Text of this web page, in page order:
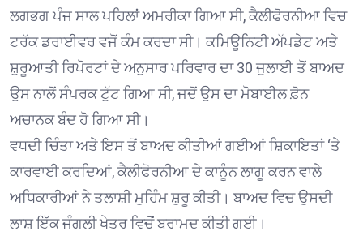
ਲਗਭਗ ਪੰਜ ਸਾਲ ਪਹਿਲਾਂ ਅਮਰੀਕਾ ਗਿਆ ਸੀ, ਕੈਲੀਫੋਰਨੀਆ ਵਿਚ
ਟਰੱਕ ਡਰਾਈਵਰ ਵਜੋਂ ਕੰਮ ਕਰਦਾ ਸੀ। ਕਮਿਊਨਿਟੀ ਅੱਪਡੇਟ ਅਤੇ
ਸ਼ੁਰੂਆਤੀ ਰਿਪੋਰਟਾਂ ਦੇ ਅਨੁਸਾਰ ਪਰਿਵਾਰ ਦਾ 30 ਜੁਲਾਈ ਤੋਂ ਬਾਅਦ
ਉਸ ਨਾਲੋਂ ਸੰਪਰਕ ਟੁੱਟ ਗਿਆ ਸੀ, ਜਦੋਂ ਉਸ ਦਾ ਮੋਬਾਈਲ ਫ਼ੋਨ
ਅਚਾਨਕ ਬੰਦ ਹੋ ਗਿਆ ਸੀ।
ਵਧਦੀ ਚਿੰਤਾ ਅਤੇ ਇਸ ਤੋਂ ਬਾਅਦ ਕੀਤੀਆਂ ਗਈਆਂ ਸ਼ਿਕਾਇਤਾਂ ‘ਤੇ
ਕਾਰਵਾਈ ਕਰਦਿਆਂ, ਕੈਲੀਫੋਰਨੀਆ ਦੇ ਕਾਨੂੰਨ ਲਾਗੂ ਕਰਨ ਵਾਲੇ
ਅਧਿਕਾਰੀਆਂ ਨੇ ਤਲਾਸ਼ੀ ਮੁਹਿੰਮ ਸ਼ੁਰੂ ਕੀਤੀ। ਬਾਅਦ ਵਿਚ ਉਸਦੀ
ਲਾਸ਼ ਇੱਕ ਜੰਗਲੀ ਖੇਤਰ ਵਿਚੋਂ ਬਰਾਮਦ ਕੀਤੀ ਗਈ।